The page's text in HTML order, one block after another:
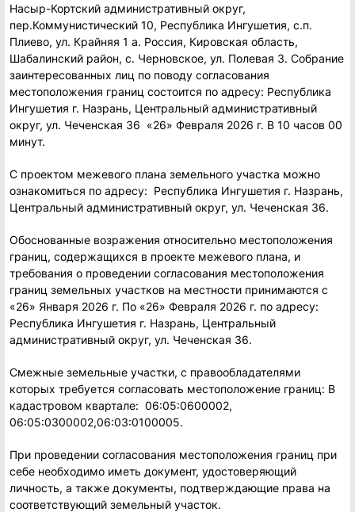
Насыр-Кортский административный округ,
пер.Коммунистический 10, Республика Ингушетия, с.п.
Плиево, ул. Крайняя 1 а. Россия, Кировская область,
Шабалинский район, с. Черновское, ул. Полевая 3. Собрание
заинтересованных лиц по поводу согласования
местоположения границ состоится по адресу: Республика
Ингушетия г. Назрань, Центральный административный
округ, ул. Чеченская 36 «26» Февраля 2026 г. В 10 часов 00
минут.
С проектом межевого плана земельного участка можно
ознакомиться по адресу: Республика Ингушетия г. Назрань,
Центральный административный округ, ул. Чеченская 36.
Обоснованные возражения относительно местоположения
границ, содержащихся в проекте межевого плана, и
требования о проведении согласования местоположения
границ земельных участков на местности принимаются с
«26» Января 2026 г. По «26» Февраля 2026 г. по адресу:
Республика Ингушетия г. Назрань, Центральный
административный округ, ул. Чеченская 36.
Смежные земельные участки, с правообладателями
которых требуется согласовать местоположение границ: В
кадастровом квартале: 06:05:0600002,
06:05:0300002,06:03:0100005.
При проведении согласования местоположения границ при
себе необходимо иметь документ, удостоверяющий
личность, а также документы, подтверждающие права на
соответствующий земельный участок.